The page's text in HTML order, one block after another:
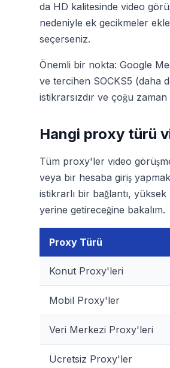
da HD kalitesinde video
nedeniyle ek gecikmeler
seçerseniz.
Önemli bir nokta: Google
ve tercihen SOCKS5 (daha
istikrarsızdır ve çoğu
Hangi proxy türü
Tüm proxy'ler video
veya bir hesaba giriş
istikrarlı bir bağlantı,
yerine getireceğine bakalım.
Proxy Türü
Konut Proxy'leri
Mobil Proxy'ler
Veri Merkezi Proxy'leri
Ücretsiz Proxy'ler